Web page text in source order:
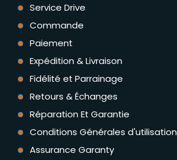
Service Drive
Commande
Paiement
Expédition & Livraison
Fidélité et Parrainage
Retours & Échanges
Réparation Et Garantie
Conditions Générales d'utilisation
Assurance Garanty